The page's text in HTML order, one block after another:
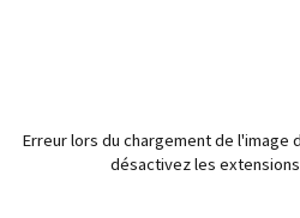
Erreur lors du chargement de l'image
désactivez les